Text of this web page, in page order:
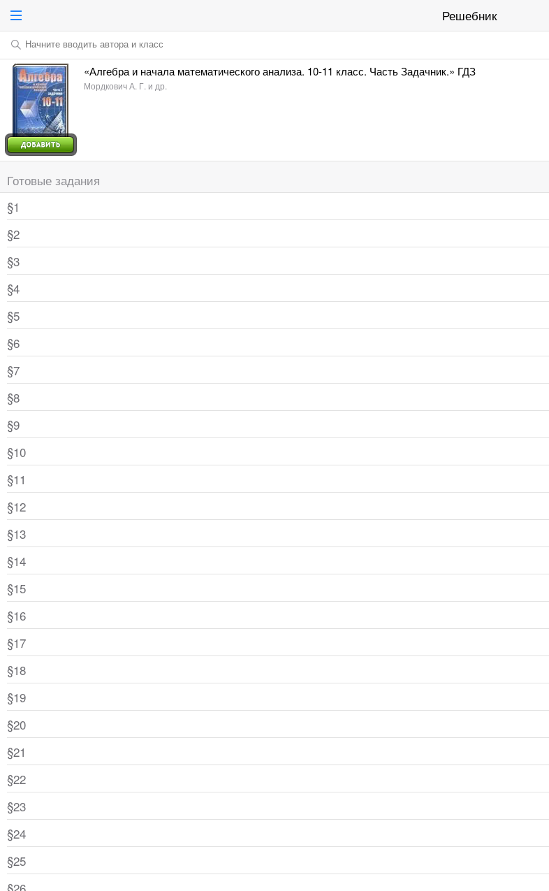
Решебник
Начните вводить автора и класс
«Алгебра и начала математического анализа. 10-11 класс. Часть Задачник.» ГДЗ
Мордкович А. Г. и др.
Готовые задания
§1
§2
§3
§4
§5
§6
§7
§8
§9
§10
§11
§12
§13
§14
§15
§16
§17
§18
§19
§20
§21
§22
§23
§24
§25